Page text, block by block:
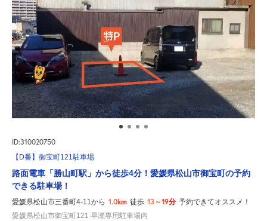
ID:310020750
【D番】御宝町121駐車場
路面電車「勝山町駅」から徒歩4分！愛媛県松山市御宝町の予約
できる駐車場！
愛媛県松山市三番町4-11から 1.0km 徒歩 13～19分 予約できてオススメ！
愛媛県松山市御宝町121 早瀬専用駐車場内